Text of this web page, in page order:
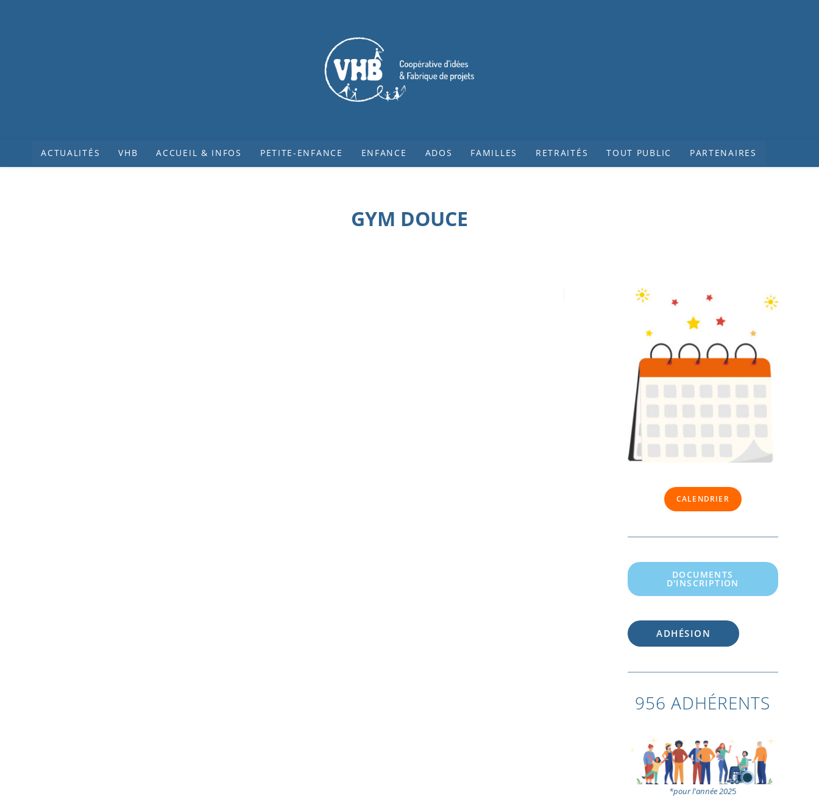
ACTUALITÉS VHB ACCUEIL & INFOS PETITE-ENFANCE ENFANCE ADOS FAMILLES RETRAITÉS TOUT PUBLIC PARTENAIRES
GYM DOUCE
CALENDRIER
DOCUMENTS
D'INSCRIPTION
ADHÉSION
956 ADHÉRENTS
*pour l'année 2025